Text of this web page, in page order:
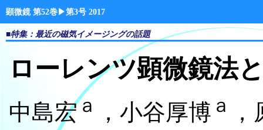
顕微鏡 第52巻▶第3号 2017
■特集：最近の磁気イメージングの話題
ローレンツ顕微鏡法
中島宏ａ ，小谷厚博 ａ